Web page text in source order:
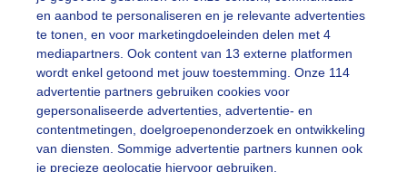
en aanbod te personaliseren en je relevante advertenties
te tonen, en voor marketingdoeleinden delen met 4
mediapartners. Ook content van 13 externe platformen
wordt enkel getoond met jouw toestemming. Onze 114
advertentie partners gebruiken cookies voor
gepersonaliseerde advertenties, advertentie- en
contentmetingen, doelgroepenonderzoek en ontwikkeling
van diensten. Sommige advertentie partners kunnen ook
je precieze geolocatie hiervoor gebruiken.
slideshow